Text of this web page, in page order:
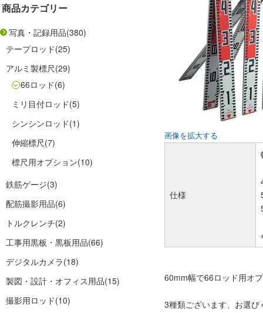
商品カテゴリー
写真・記録用品(380)
テープロッド(25)
アルミ製標尺(29)
66ロッド(6)
ミリ目付ロッド(5)
シンシンロッド(1)
伸縮標尺(7)
標尺用オプション(10)
鉄筋ゲージ(3)
配筋撮影用品(6)
トルクレンチ(2)
工事用黒板・黒板用品(66)
デジタルカメラ(18)
製図・設計・オフィス用品(15)
撮影用ロッド(10)
画像を拡大する
仕様
60mm幅で66ロッド用オ
3種類ございます、お選び